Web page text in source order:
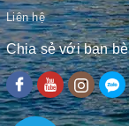
Liên hệ
Chia sẻ với bạn bè